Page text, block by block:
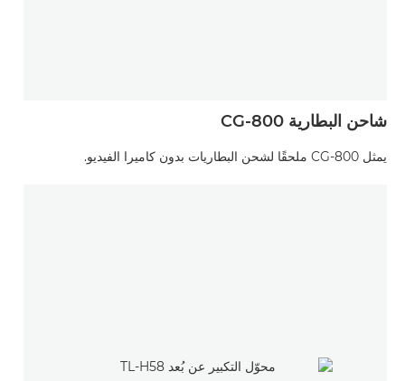
شاحن البطارية CG-800
يمثل CG-800 ملحقًا لشحن البطاريات بدون كاميرا الفيديو.